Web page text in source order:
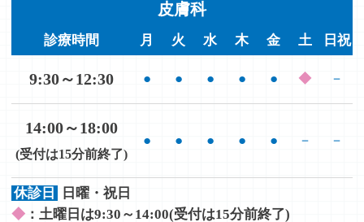
皮膚科
休診日
日曜・祝日
◆ ：土曜日は9:30～14:00(受付は15分前終了)
診療時間 月 火 水 木 金 土 日祝
9:30～12:30 ● ● ● ● ● ◆ －
14:00～18:00
(受付は15分前終了)
● ● ● ● ● － －